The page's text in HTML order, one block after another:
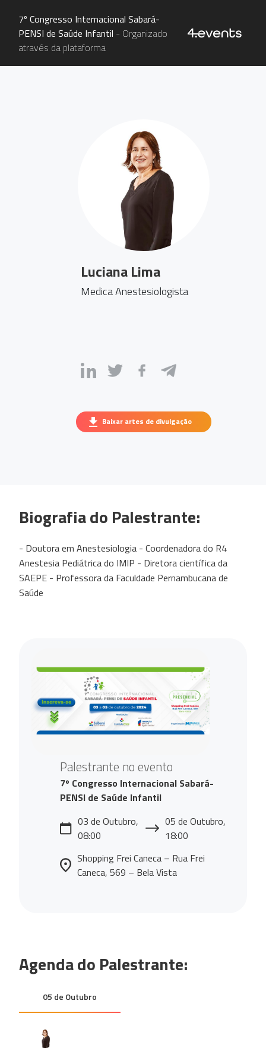
7º Congresso Internacional Sabará-
PENSI de Saúde Infantil - Organizado
através da plataforma
Luciana Lima
Medica Anestesiologista
Baixar artes de divulgação
Biografia do Palestrante:
- Doutora em Anestesiologia - Coordenadora do R4
Anestesia Pediátrica do IMIP - Diretora científica da
SAEPE - Professora da Faculdade Pernambucana de
Saúde
Palestrante no evento
7º Congresso Internacional Sabará-
PENSI de Saúde Infantil
03 de Outubro,
08:00
05 de Outubro,
18:00
Shopping Frei Caneca – Rua Frei
Caneca, 569 – Bela Vista
Agenda do Palestrante:
05 de Outubro